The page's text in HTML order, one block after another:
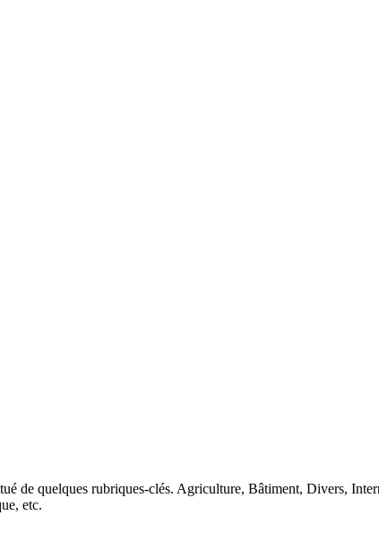
de quelques rubriques-clés. Agriculture, Bâtiment, Divers,
etc.